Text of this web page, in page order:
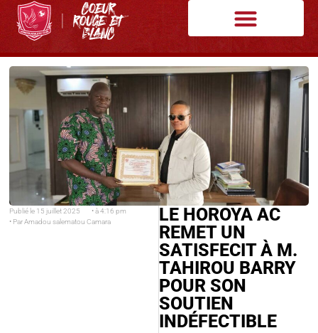
Publié le 15 juillet 2025 • à 4:16 pm
• ParAmadou salematou Camara
LE HOROYA AC
REMET UN
SATISFECIT À M.
TAHIROU BARRY
POUR SON
SOUTIEN
INDÉFECTIBLE